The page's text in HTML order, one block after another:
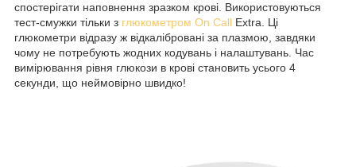
спостерігати наповнення зразком крові. Використовуються
тест-смужки тільки з глюкометром On Call Extra. Ці
глюкометри відразу ж відкалібровані за плазмою, завдяки
чому не потребують жодних кодувань і налаштувань. Час
вимірювання рівня глюкози в крові становить усього 4
секунди, що неймовірно швидко!